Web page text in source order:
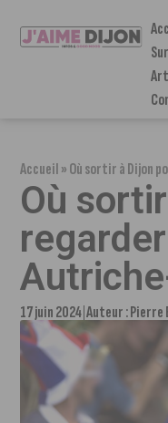
Accueil»Où sortir à Dijon
Où
17 juin 2024 Auteur :Pierre